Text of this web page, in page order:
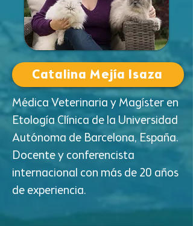
Catalina Mejía Isaza
Médica Veterinaria y Magíster en
Etología Clínica de la Universidad
Autónoma de Barcelona, España.
Docente y conferencista
internacional con más de 20 años
de experiencia.